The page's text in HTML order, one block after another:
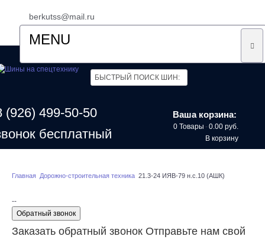
berkutss@mail.ru
MENU
ГЛАВНАЯ
ОТЗЫВЫ
КОНТАКТЫ
(926) 499-50-50
бесплатный
Ваша корзина:
0 Товары -0.00 руб.
В корзину
Главная Дорожно-строительная техника 21.3-24 ИЯВ-79 н.с.10 (АШК)
--
Обратный звонок
Заказать обратный звонок Отправьте нам свой